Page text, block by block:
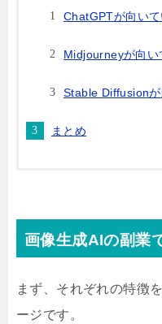
ChatGPTが向い
Midjourneyが向い
Stable Diffusion
まとめ
画像生成AIの副業
まず、それぞれの特徴
ージです。